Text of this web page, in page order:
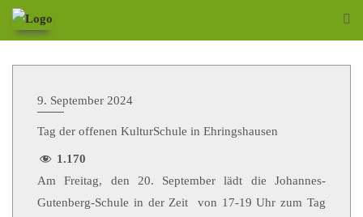
9. September 2024
Tag der offenen KulturSchule in Ehringshausen
1.170
Am Freitag, den 20. September lädt die Johannes-
Gutenberg-Schule in der Zeit von 17-19 Uhr zum Tag